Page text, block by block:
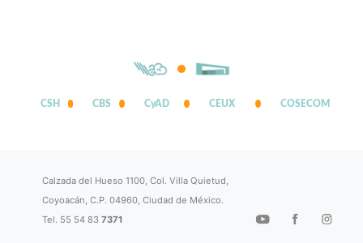
CSH CBS CyAD CEUX COSECOM
Calzada del Hueso 1100, Col. Villa Quietud,
Coyoacán, C.P. 04960, Ciudad de México.
Tel. 55 54 837371